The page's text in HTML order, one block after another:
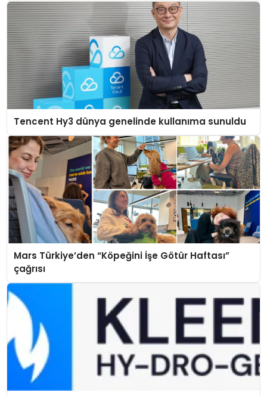
Tencent Hy3 dünya genelinde kullanıma sunuldu
Mars Türkiye’den “Köpeğini İşe Götür Haftası”
çağrısı